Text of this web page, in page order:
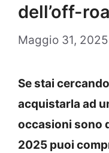
dell’off-
Maggio 31, 2025
Se stai
acquistarla ad
occasioni sono
2025 puoi